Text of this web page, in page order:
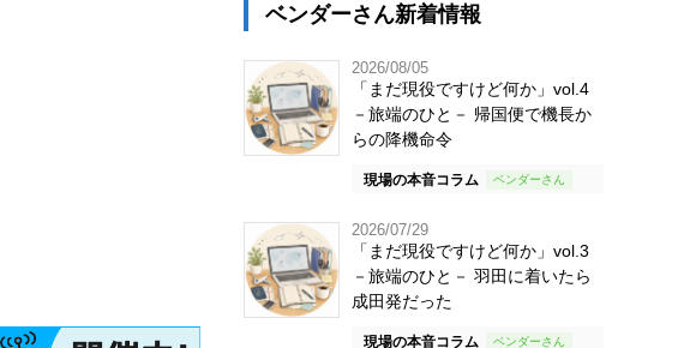
ベンダーさん新着情報
2026/08/05
「まだ現役ですけど何か」vol.4
－旅端のひと－ 帰国便で機長か
らの降機命令
現場の本音コラム
2026/07/29
「まだ現役ですけど何か」vol.3
－旅端のひと－ 羽田に着いたら
成田発だった
現場の本音コラム